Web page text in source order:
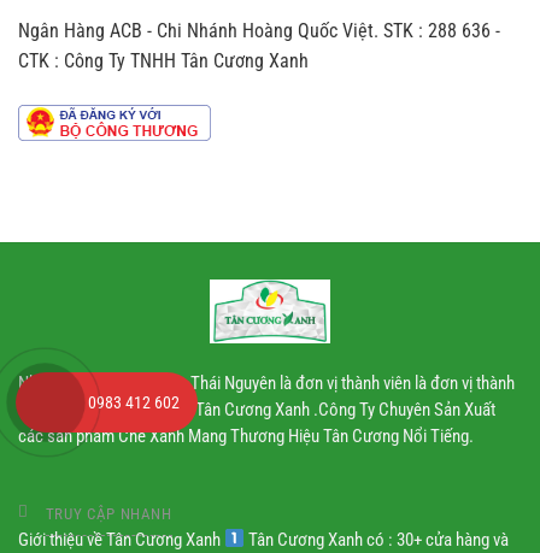
hương
vị
với
trà
sản
Ngân Hàng ACB - Chi Nhánh Hoàng Quốc Việt. STK : 288 636 -
CTK : Công Ty TNHH Tân Cương Xanh
Nhà máy chè Tân Cương Thái Nguyên là đơn vị thành viên là đơn vị thành
viên thuộc Công ty TNHH Tân Cương Xanh .Công Ty Chuyên Sản Xuất
các sản phẩm Chè Xanh Mang Thương Hiệu Tân Cương Nổi Tiếng.
TRUY CẬP NHANH
Giới thiệu về Tân Cương Xanh
Tân Cương Xanh có : 30+ cửa hàng và
0983 412 602